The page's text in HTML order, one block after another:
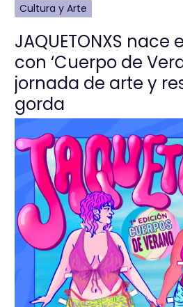
Cultura y Arte
JAQUETONXS nace
con ‘Cuerpo de
jornada de arte y
gorda